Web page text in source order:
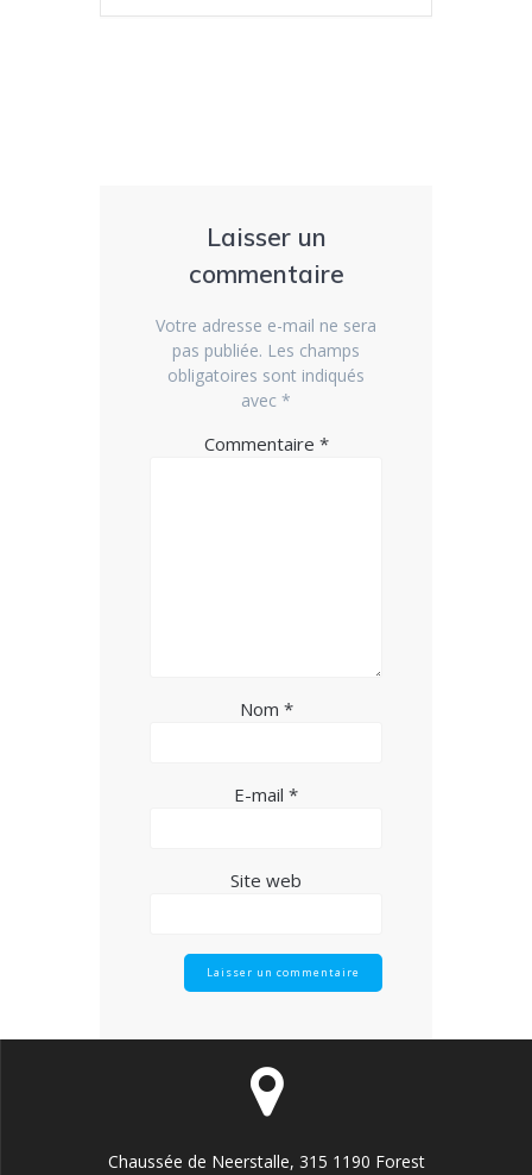
Laisser un
commentaire
Votre adresse e-mail ne sera
pas publiée. Les champs
obligatoires sont indiqués
avec *
Commentaire *
Nom *
E-mail *
Site web
Chaussée de Neerstalle, 315 1190 Forest